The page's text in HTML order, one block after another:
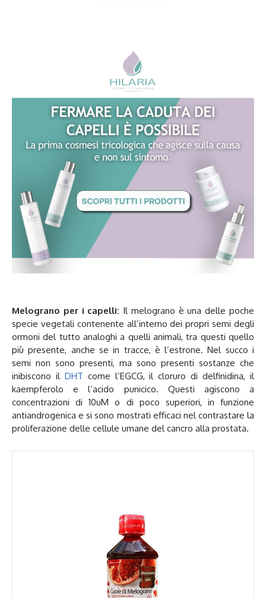
Melograno per i capelli: Il melograno è una delle poche
specie vegetali contenente all’interno dei propri semi degli
ormoni del tutto analoghi a quelli animali, tra questi quello
più presente, anche se in tracce, è l’estrone. Nel succo i
semi non sono presenti, ma sono presenti sostanze che
inibiscono il DHT come l’EGCG, il cloruro di delfinidina, il
kaempferolo e l’acido punicico. Questi agiscono a
concentrazioni di 10uM o di poco superiori, in funzione
antiandrogenica e si sono mostrati efficaci nel contrastare la
proliferazione delle cellule umane del cancro alla prostata.